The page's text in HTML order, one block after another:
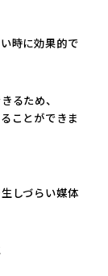
時に効果的で
るため、
ことができま
しづらい媒体